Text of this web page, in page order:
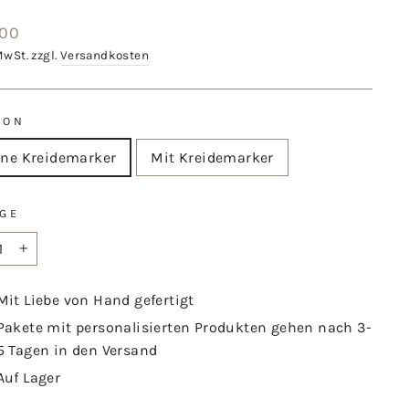
zzgl. Versandkosten
Kreidemarker Mit Kreidemarker
Liebe von Hand gefertigt
mit personalisierten Produkten gehen nach 3-
Tagen in den Versand
Lager